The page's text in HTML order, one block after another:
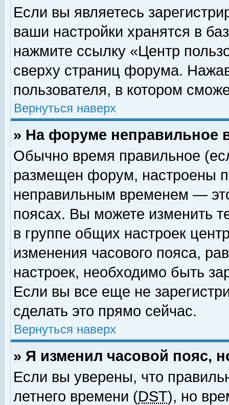
Если вы являетесь
ваши настройки хранятся в
нажмите ссылку «Центр
сверху страниц форума.
пользователя, в котором
Вернуться наверх
» На форуме неправильное
Обычно время правильное
размещен форум, настроены
неправильным временем —
поясах. Вы можете изменить
в группе общих настроек
изменения часового пояса,
настроек, необходимо быть
Если вы все еще не
сделать это прямо сейчас.
Вернуться наверх
» Я изменил часовой пояс,
Если вы уверены, что
летнего времени (DST), но